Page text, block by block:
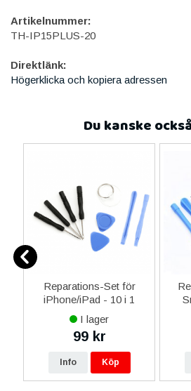
Artikelnummer:
TH-IP15PLUS-20
Direktlänk:
Högerklicka och kopiera adressen
Du kanske
Reparations-Set för
iPhone/iPad - 10 i 1
I lager
99 kr
Info Köp